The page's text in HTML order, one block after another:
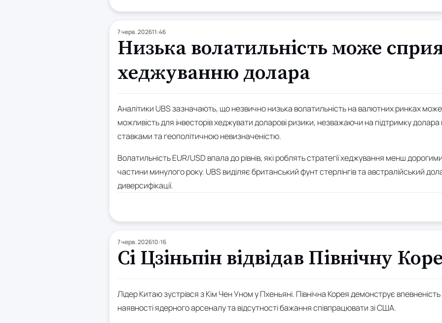
7 черв. 202611:46
Низька волатильність може
хеджуванню долара
Аналітики UBS зазначають, що незвично низька волатильність на валютних ринках
можливість для інвесторів хеджувати доларові ризики, незважаючи на підтримку
ставками та геополітичною невизначеністю.
Волатильність EUR/USD впала до рівнів, які роблять стратегії хеджування менш
частини минулого року. UBS виділяє британський фунт стерлінгів та австралійський
диверсифікації.
7 черв. 202610:16
Сі Цзіньпін відвідав Північну
Лідер Китаю зустрівся з Кім Чен Уном у Пхеньяні. Північна Корея демонструє впевненість
наявності ядерного арсеналу та відсутності бажання співпрацювати зі США.